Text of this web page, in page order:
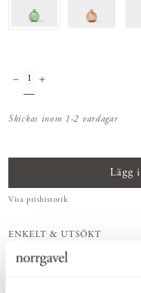
Skickas inom 1-2 vardagar
Lägg
Visa prishistorik
ENKELT & UTSÖKT
Hos oss hittar du ett kurerat
både enkelt och vackert.